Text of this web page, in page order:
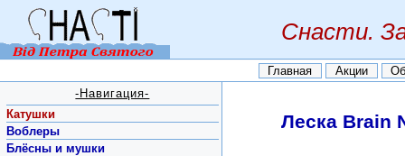
Снасти.
Главная Акции
Леска Brain
-Навигация-
Катушки
Воблеры
Блёсны и мушки